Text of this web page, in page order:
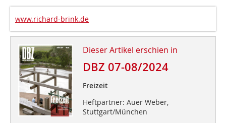
www.richard-brink.de
Dieser Artikel erschien in
DBZ 07-08/2024
Freizeit
Heftpartner: Auer Weber,
Stuttgart/München